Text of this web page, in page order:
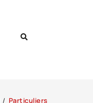
/ Particuliers